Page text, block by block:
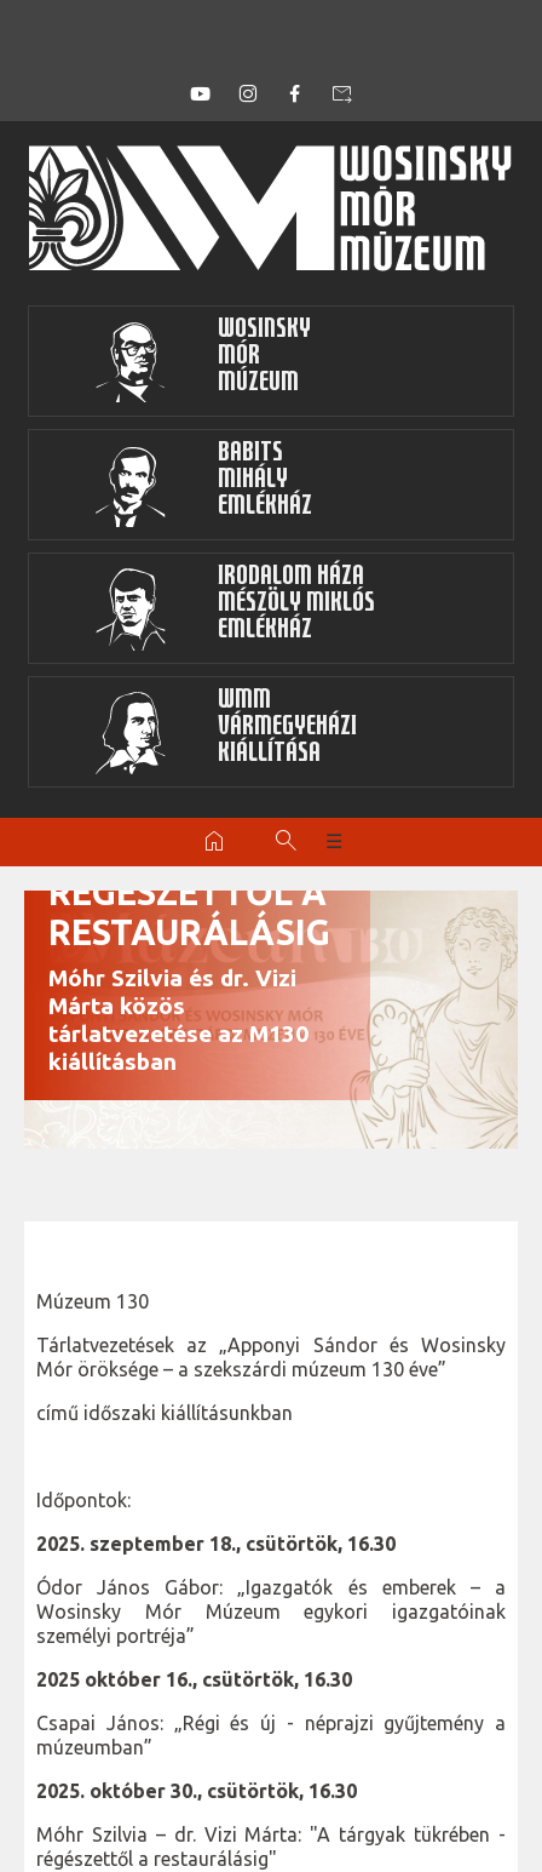
forward_to_inbox
Wosinsky
Mór
Múzeum
Babits
Mihály
Emlékház
Irodalom Háza
Mészöly Miklós
Emlékház
WMM
Vármegyeházi
kiállítása
home search ☰
A TÁRGYAK
TÜKRÉBEN -
RÉGÉSZETTŐL A
RESTAURÁLÁSIG
Móhr Szilvia és dr. Vizi
Márta közös
tárlatvezetése az M130
kiállításban
Múzeum 130
Tárlatvezetések az „Apponyi Sándor és Wosinsky
Mór öröksége – a szekszárdi múzeum 130 éve”
című időszaki kiállításunkban
Időpontok:
2025. szeptember 18., csütörtök, 16.30
Ódor János Gábor: „Igazgatók és emberek – a
Wosinsky Mór Múzeum egykori igazgatóinak
személyi portréja”
2025 október 16., csütörtök, 16.30
Csapai János: „Régi és új - néprajzi gyűjtemény a
múzeumban”
2025. október 30., csütörtök, 16.30
Móhr Szilvia – dr. Vizi Márta: "A tárgyak tükrében -
régészettől a restaurálásig"